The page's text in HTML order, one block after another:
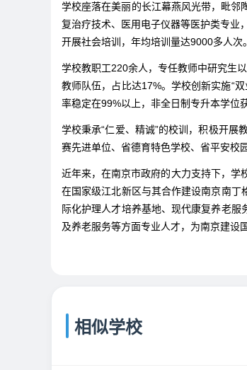
学校座落在美丽的长江幕燕风光带，毗
复治疗技术、医用电子仪器等医护类专业
开展社会培训，年均培训量达9000多人次。
学校教职工220余人，专任教师中研究生
教师队伍，占比达17%。学校创新实施“
率稳定在99%以上，非全日制专升本学位
学校秉承“仁爱、精诚”的校训，积极开
赛先进单位、省德育特色学校、省平安校
近年来，在南京市政府的大力支持下，学
在国家级江北新区与其合作建设南京南丁
际化护理人才培养基地、现代康复养老
及养老服务等方面专业人才，为南京建设
相似学校